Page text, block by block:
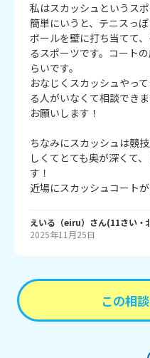
私はスカッシュというス
簡単にいうと、テニスっ
ボールを壁に打ち当てて
るスポーツです。コート
らいです。
おなじくスカッシュやっ
る人がいなくて相談できま
お願いします！
ちなみにスカッシュは競
しくてとても奥が深くて
す！
近場にスカッシュコート
えいる（eiru） さん(11さい・
2025年11月25日
この相